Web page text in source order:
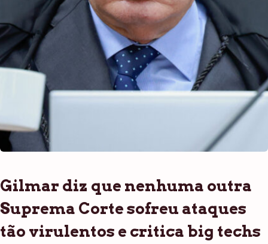
Gilmar diz que nenhuma outra
Suprema Corte sofreu ataques
tão virulentos e critica big techs